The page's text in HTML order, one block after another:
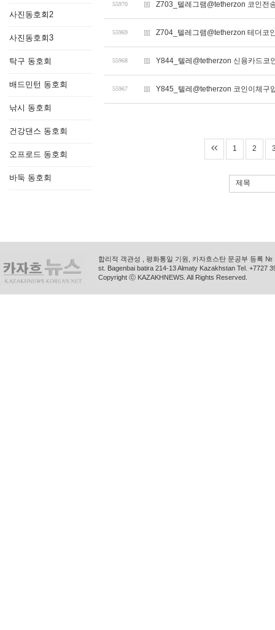
사진동호회2
사진동호회3
탁구 동호회
배드민턴 동호회
낚시 동호회
건강댄스 동호회
오프로드 동호회
바둑 동호회
55970 Z703_텔레그램@tetherzon 코인전
55969 Z704_텔레그램@tetherzon 테더코
55968 Y844_텔레@tetherzon 신용카드코
55967 Y845_텔레@tetherzon 코인이체구
1 2
제목
합리적 객관성 , 평화통일 기원, 카자흐스탄 문공부 등록
st. Bagenbai batira 214-13 Almaty Kazakhstan Tel. +7727
Copyright ⓒ KAZAKHNEWS. All Rights Reserved.